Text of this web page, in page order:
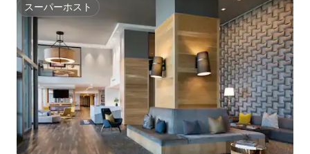
スーパーホスト
スーパーホスト